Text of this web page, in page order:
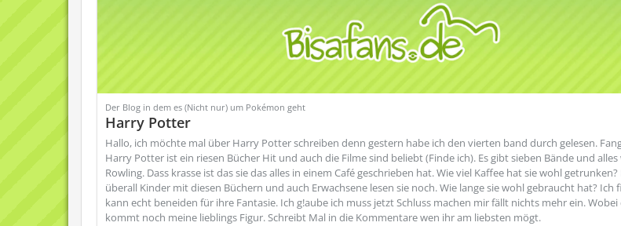
Der Blog in dem es (Nicht nur) um Pokémon geht
Harry Potter
Hallo, ich möchte mal über Harry Potter schreiben denn gestern habe ich den vierten band durch gelesen.
Harry Potter ist ein riesen Bücher Hit und auch die Filme sind beliebt (Finde ich). Es gibt sieben Bände und alles
Rowling. Dass krasse ist das sie das alles in einem Café geschrieben hat. Wie viel Kaffee hat sie wohl
überall Kinder mit diesen Büchern und auch Erwachsene lesen sie noch. Wie lange sie wohl gebraucht hat? Ich
kann echt beneiden für ihre Fantasie. Ich g!aube ich muss jetzt Schluss machen mir fällt nichts mehr ein.
kommt noch meine lieblings Figur. Schreibt Mal in die Kommentare wen ihr am liebsten mögt.